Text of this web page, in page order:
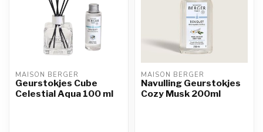
MAISON BERGER
Geurstokjes Cube
Celestial Aqua 100 ml
MAISON BERGER
Navulling Geurstokjes
Cozy Musk 200ml